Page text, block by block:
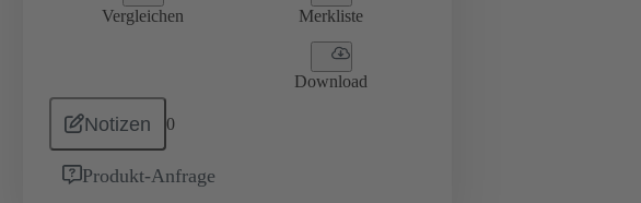
Vergleichen Merkliste
Download
Notizen 0
Produkt-Anfrage